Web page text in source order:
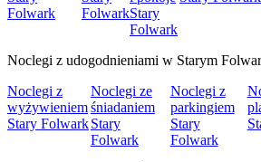
Folwark
FolwarkStary
Folwark
Noclegi z udogodnieniami w Starym
Noclegi z
wyżywieniem
Stary Folwark
Noclegi ze
śniadaniem
Stary
Folwark
Noclegi z
parkingiem
Stary
Folwark